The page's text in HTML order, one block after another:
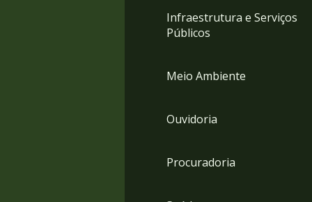
Infraestrutura e Serviços
Públicos
Meio Ambiente
Ouvidoria
Procuradoria